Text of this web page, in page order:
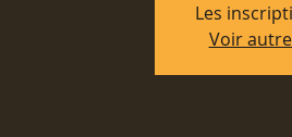
Les
Voir